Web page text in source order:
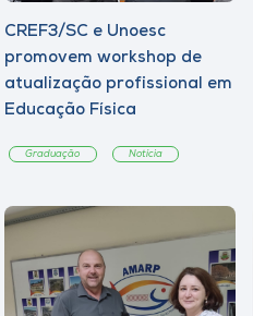
CREF3/SC e Unoesc
promovem workshop de
atualização profissional em
Educação Física
Graduação Notícia